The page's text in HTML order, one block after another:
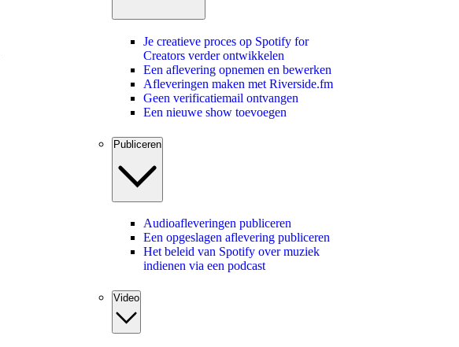
Je creatieve proces op Spotify for
Creators verder ontwikkelen
Een aflevering opnemen en bewerken
Afleveringen maken met Riverside.fm
Geen verificatiemail ontvangen
Een nieuwe show toevoegen
Publiceren
Audioafleveringen publiceren
Een opgeslagen aflevering publiceren
Het beleid van Spotify over muziek
indienen via een podcast
Video